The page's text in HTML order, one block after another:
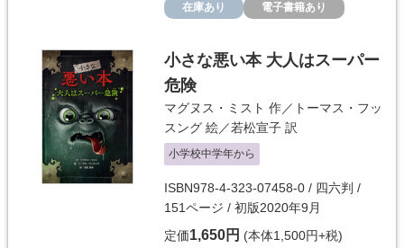
在庫あり 電子書籍あり
小さな悪い本 大人はスーパー
危険
マグヌス・ミスト 作／ トーマス・フッ
スング 絵／若松宣子 訳
小学校中学年から
ISBN978-4-323-07458-0 / 四六判 /
151ページ / 初版2020年9月
定価1,650円 (本体1,500円+税)